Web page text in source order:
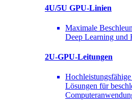
4U/5U GPU-Linien
Maximale
Deep Learning und
2U-GPU-Leitungen
Lösungen für